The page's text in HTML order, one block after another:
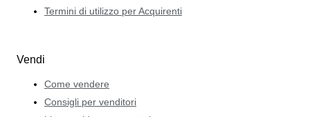
Termini di utilizzo per Acquirenti
Vendi
Come vendere
Consigli per venditori